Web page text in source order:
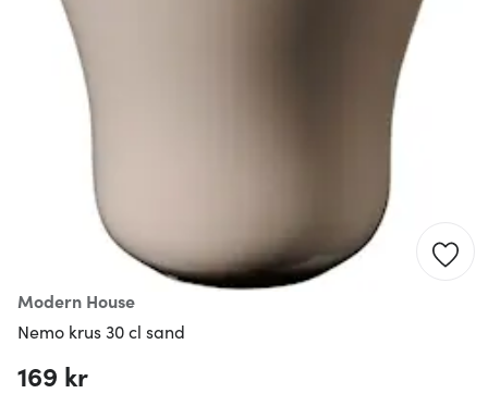
Modern House
Nemo krus 30 cl sand
169 kr